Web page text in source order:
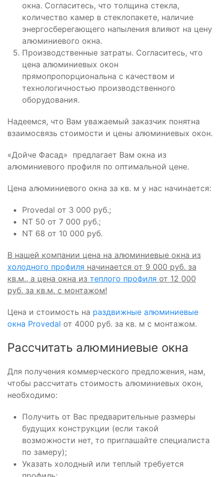
окна. Согласитесь, что толщина стекла,
количество камер в стеклопакете, наличие
энергосберегающего напыления влияют на цену
алюминиевого окна.
Производственные затраты. Согласитесь, что
цена алюминиевых окон
прямопропорциональна с качеством и
технологичностью производственного
оборудования.
Надеемся, что Вам уважаемый заказчик понятна
взаимосвязь стоимости и цены алюминиевых окон.
«Дойче Фасад» предлагает Вам окна из
алюминиевого профиля по оптимальной цене.
Цена алюминиевого окна за кв. м у нас начинается:
Provedal от 3 000 руб.;
NT 50 от 7 000 руб.;
NT 68 от 10 000 руб.
В нашей компании цена на алюминиевые окна из
холодного профиля начинается от 9 000 руб. за
кв.м., а цена окна из теплого профиля от 12 000
руб. за кв.м. с монтажом!
Цена и стоимость на раздвижные алюминиевые
окна Provedal от 4000 руб. за кв. м с монтажом.
Рассчитать алюминиевые окна
Для получения коммерческого предложения, нам,
чтобы рассчитать стоимость алюминиевых окон,
необходимо:
Получить от Вас предварительные размеры
будущих конструкции (если такой
возможности нет, то приглашайте специалиста
по замеру);
Указать холодный или теплый требуется